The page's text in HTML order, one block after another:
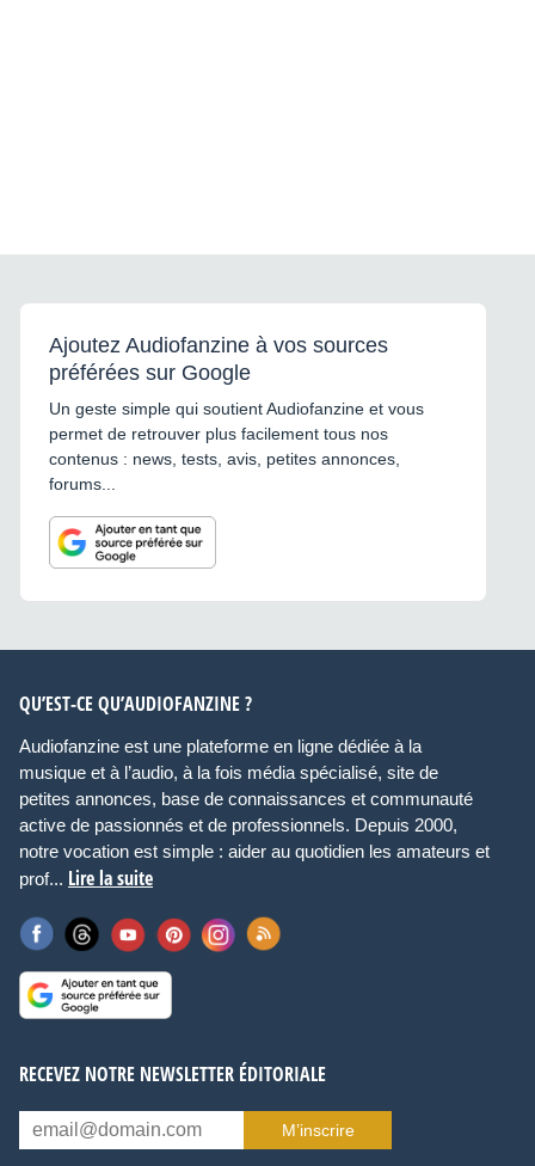
Ajoutez Audiofanzine à vos sources
préférées sur Google
Un geste simple qui soutient Audiofanzine et vous
permet de retrouver plus facilement tous nos
contenus : news, tests, avis, petites annonces,
forums...
QU’EST-CE QU’AUDIOFANZINE ?
Audiofanzine est une plateforme en ligne dédiée à la
musique et à l’audio, à la fois média spécialisé, site de
petites annonces, base de connaissances et communauté
active de passionnés et de professionnels. Depuis 2000,
notre vocation est simple : aider au quotidien les amateurs et
prof... Lire la suite
RECEVEZ NOTRE NEWSLETTER ÉDITORIALE
M’inscrire